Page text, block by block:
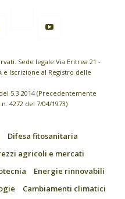
Sede legale Via Eritrea 21 -
e Iscrizione al Registro delle
5.3.2014 (Precedentemente
4272 del 7/04/1973)
Difesa fitosanitaria
agricoli e mercati
Energie rinnovabili
Cambiamenti climatici